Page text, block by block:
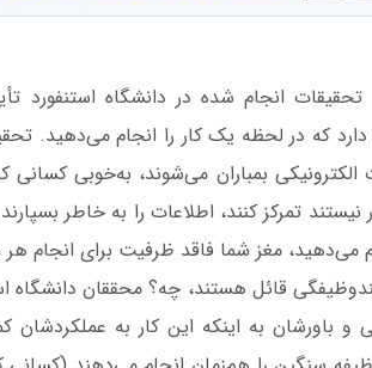
انجام شده در دانشگاه استنفورد
که در لحظه یک کار را انجام می‌دهید.
بمباران می‌شوند، به‌خوبی کسانی
تمرکز کنند، اطلاعات را به خاطر
می‌دهید، مغز شما فاقد ظرفیت برای انجام
قائل هستند، چه؟ محققان دانشگاه
باورشان به اینکه این کار به عملکردشان